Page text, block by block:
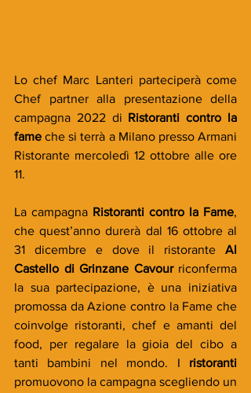
Lo chef Marc Lanteri parteciperà come
Chef partner alla presentazione della
campagna 2022 di Ristoranti contro la
fame che si terrà a Milano presso Armani
Ristorante mercoledì 12 ottobre alle ore
11.
La campagna Ristoranti contro la Fame,
che quest’anno durerà dal 16 ottobre al
31 dicembre e dove il ristorante Al
Castello di Grinzane Cavour riconferma
la sua partecipazione, è una iniziativa
promossa da Azione contro la Fame che
coinvolge ristoranti, chef e amanti del
food, per regalare la gioia del cibo a
tanti bambini nel mondo. I ristoranti
promuovono la campagna scegliendo un